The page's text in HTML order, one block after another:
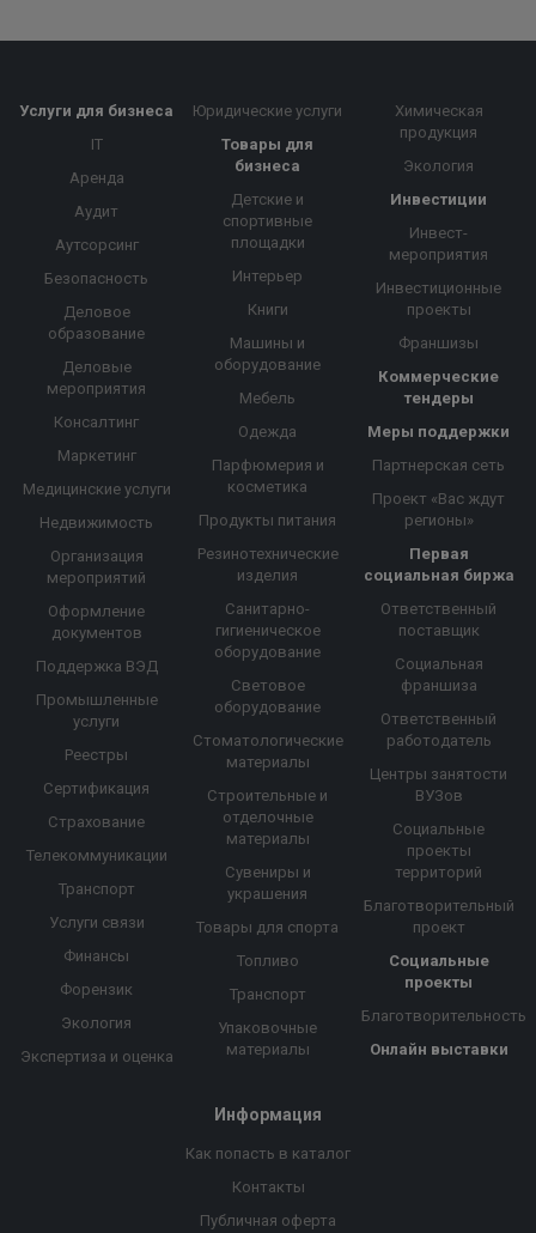
Услуги для бизнеса
IT
Аренда
Аудит
Аутсорсинг
Безопасность
Деловое
образование
Деловые
мероприятия
Консалтинг
Маркетинг
Медицинские услуги
Недвижимость
Организация
мероприятий
Оформление
документов
Поддержка ВЭД
Промышленные
услуги
Реестры
Сертификация
Страхование
Телекоммуникации
Транспорт
Услуги связи
Финансы
Форензик
Экология
Экспертиза и оценка
Юридические услуги
Товары для
бизнеса
Детские и
спортивные
площадки
Интерьер
Книги
Машины и
оборудование
Мебель
Одежда
Парфюмерия и
косметика
Продукты питания
Резинотехнические
изделия
Санитарно-
гигиеническое
оборудование
Световое
оборудование
Стоматологические
материалы
Строительные и
отделочные
материалы
Сувениры и
украшения
Товары для спорта
Топливо
Транспорт
Упаковочные
материалы
Химическая
продукция
Экология
Инвестиции
Инвест-
мероприятия
Инвестиционные
проекты
Франшизы
Коммерческие
тендеры
Меры поддержки
Партнерская сеть
Проект «Вас ждут
регионы»
Первая
социальная биржа
Ответственный
поставщик
Социальная
франшиза
Ответственный
работодатель
Центры занятости
ВУЗов
Социальные
проекты
территорий
Благотворительный
проект
Социальные
проекты
Благотворительность
Онлайн выставки
Информация
Как попасть в каталог
Контакты
Публичная оферта